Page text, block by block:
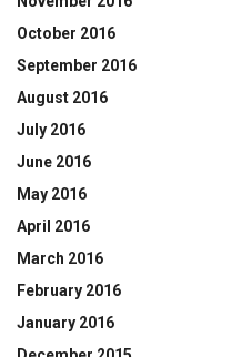
October 2016
September 2016
August 2016
July 2016
June 2016
May 2016
April 2016
March 2016
February 2016
January 2016